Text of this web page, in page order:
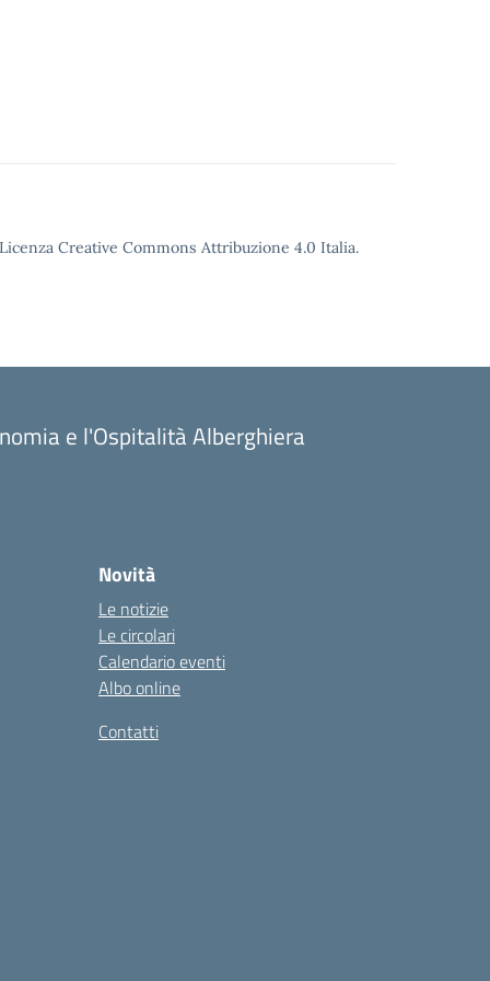
Creative Commons Attribuzione 4.0 Italia.
e l'Ospitalità Alberghiera
Novità
Le notizie
Le circolari
Calendario eventi
Albo online
Contatti